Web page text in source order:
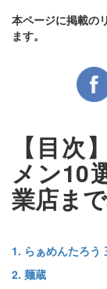
本ページに掲載の
ます。
【目次
メン10
業店ま
1. らぁめんたろう
2. 麺蔵